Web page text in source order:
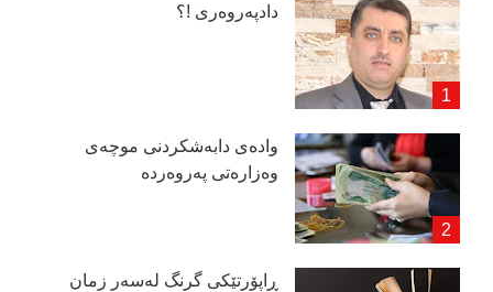
دادپەروەری !؟
وادەی دابەشكردنی موچەی
وەزارەتی پەروەردە
ڕاپۆرتێكی گرنگ لەسەر زمان